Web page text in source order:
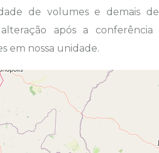
de volumes e demais
após a
em nossa unidade.